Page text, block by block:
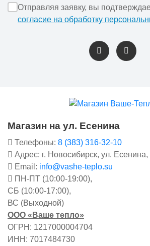
Отправляя заявку, вы
согласие на обработку
Магазин на ул. Есенина
Телефоны: 8 (383) 316-32-10
Адрес: г. Новосибирск, ул. Есенина,
Email: info@vashe-teplo.su
ПН-ПТ (10:00-19:00),
СБ (10:00-17:00),
ВС (Выходной)
ООО «Ваше тепло»
ОГРН: 1217000004704
ИНН: 7017484730